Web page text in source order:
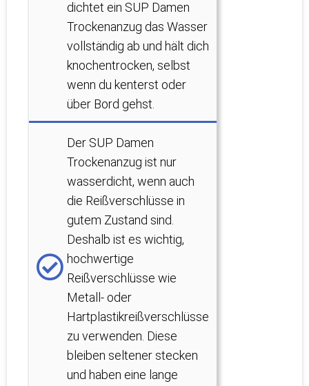
dichtet ein SUP Damen
Trockenanzug das Wasser
vollständig ab und hält dich
knochentrocken, selbst
wenn du kenterst oder
über Bord gehst.
Der SUP Damen
Trockenanzug ist nur
wasserdicht, wenn auch
die Reißverschlüsse in
gutem Zustand sind.
Deshalb ist es wichtig,
hochwertige
Reißverschlüsse wie
Metall- oder
Hartplastikreißverschlüsse
zu verwenden. Diese
bleiben seltener stecken
und haben eine lange